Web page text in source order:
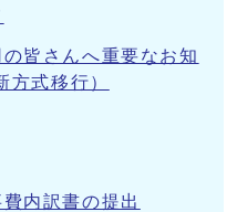
皆さんへ重要なお知
式移行）
内訳書の提出